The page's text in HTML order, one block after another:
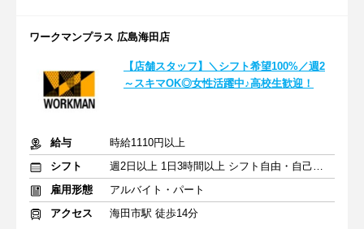
ワークマンプラス 広島海田店
【店舗スタッフ】＼シフト希望100%／週2
～スキマOK◎女性活躍中♪高校生歓迎！
給与
時給1110円以上
シフト
週2日以上 1日3時間以上 シフト自由・自己申告
雇用形態
アルバイト・パート
アクセス
海田市駅 徒歩14分